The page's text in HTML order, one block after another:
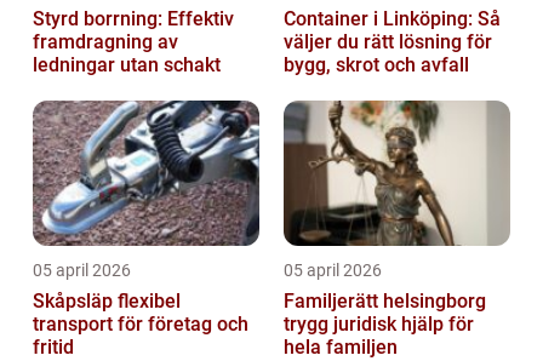
Styrd borrning: Effektiv
framdragning av
ledningar utan schakt
Container i Linköping: Så
väljer du rätt lösning för
bygg, skrot och avfall
05 april 2026
Skåpsläp flexibel
transport för företag och
fritid
05 april 2026
Familjerätt helsingborg
trygg juridisk hjälp för
hela familjen